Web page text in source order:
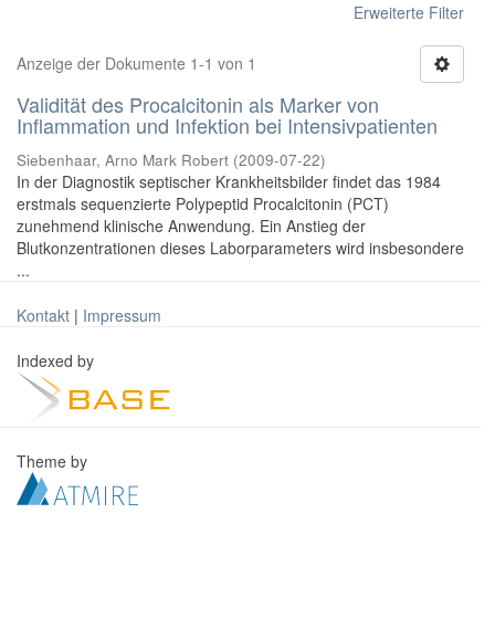
Erweiterte Filter
Anzeige der Dokumente 1-1 von 1
Validität des Procalcitonin als Marker von
Inflammation und Infektion bei Intensivpatienten
Siebenhaar, Arno Mark Robert (2009-07-22)
In der Diagnostik septischer Krankheitsbilder findet das 1984
erstmals sequenzierte Polypeptid Procalcitonin (PCT)
zunehmend klinische Anwendung. Ein Anstieg der
Blutkonzentrationen dieses Laborparameters wird insbesondere
...
Kontakt | Impressum
Indexed by
Theme by